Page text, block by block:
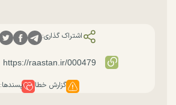
اشتراک گذاری:
گزارش خطا پسندها: